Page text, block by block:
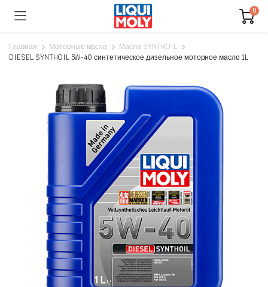
0
Главная Моторные масла
Масла SYNTHOIL
DIESEL SYNTHOIL 5W-40 синтетическое дизельное моторное масло 1L